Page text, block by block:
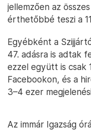
jellemzően az
érthetőbbé teszi a
Egyébként a
47. adásra is adtak
ezzel együtt is csak
Facebookon, és a
3–4 ezer
Az immár Igazság